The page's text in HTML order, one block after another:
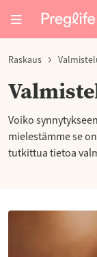
Raskaus
Voiko
mielestämme se
tutkittua tietoa